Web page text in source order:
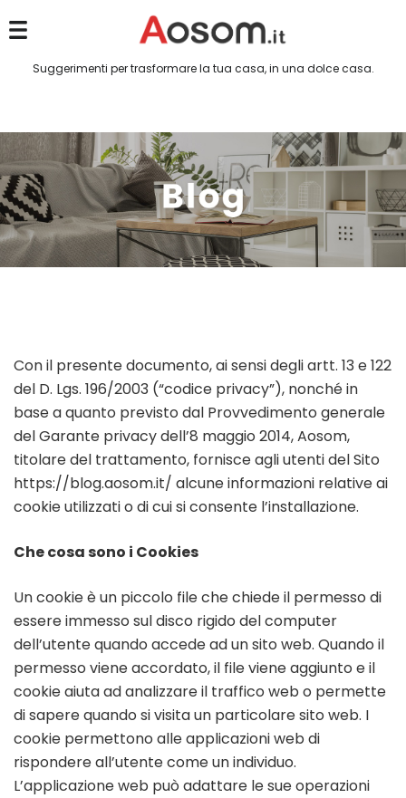
Suggerimenti per trasformare la tua casa, in una dolce casa.
Con il presente documento, ai sensi degli artt. 13 e 122
del D. Lgs. 196/2003 (“codice privacy”), nonché in
base a quanto previsto dal Provvedimento generale
del Garante privacy dell’8 maggio 2014, Aosom,
titolare del trattamento, fornisce agli utenti del Sito
https://blog.aosom.it/ alcune informazioni relative ai
cookie utilizzati o di cui si consente l’installazione.
Che cosa sono i Cookies
Un cookie è un piccolo file che chiede il permesso di
essere immesso sul disco rigido del computer
dell’utente quando accede ad un sito web. Quando il
permesso viene accordato, il file viene aggiunto e il
cookie aiuta ad analizzare il traffico web o permette
di sapere quando si visita un particolare sito web. I
cookie permettono alle applicazioni web di
rispondere all’utente come un individuo.
L’applicazione web può adattare le sue operazioni